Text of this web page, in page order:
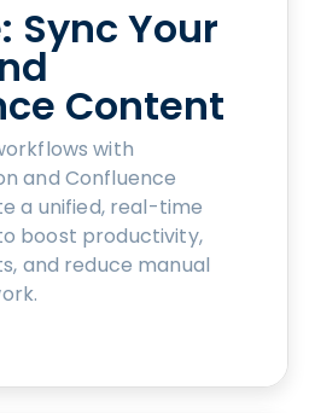
Sync Your
Content
with
and Confluence
a unified, real-time
boost productivity,
and reduce manual